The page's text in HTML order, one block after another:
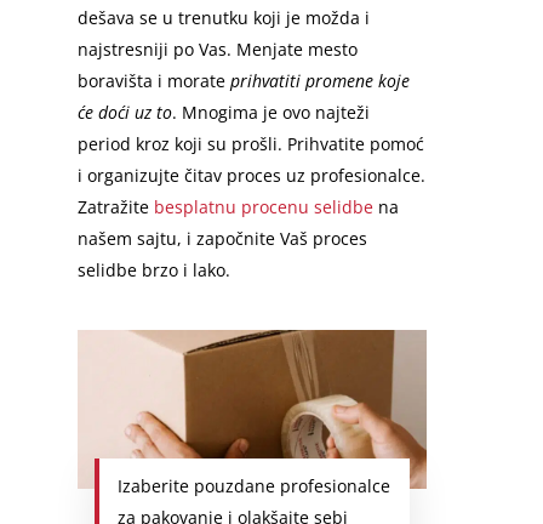
dešava se u trenutku koji je možda i
najstresniji po Vas. Menjate mesto
boravišta i morateprihvatiti promene koje
će doći uz to. Mnogima je ovo najteži
period kroz koji su prošli. Prihvatite pomoć
i organizujte čitav proces uz profesionalce.
Zatražite besplatnu procenu selidbe na
našem sajtu, i započnite Vaš proces
selidbe brzo i lako.
Izaberite pouzdane profesionalce
za pakovanje i olakšajte sebi